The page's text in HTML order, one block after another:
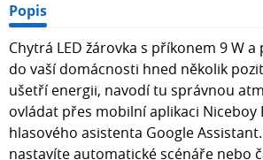
Popis
Chytrá LED žárovka s příkonem 9 W
do vaší domácnosti hned několik
ušetří energii, navodí tu správnou
ovládat přes mobilní aplikaci Niceboy
hlasového asistenta Google
nastavíte automatické scénáře nebo